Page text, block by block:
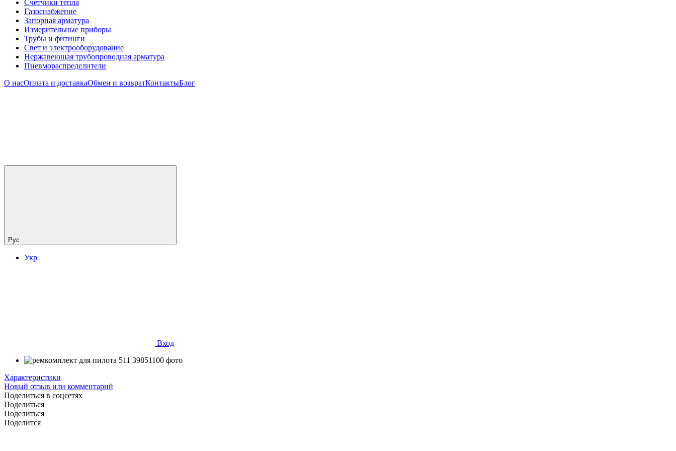
Счетчики тепла
Газоснабжение
Запорная арматура
Измерительные приборы
Трубы и фитинги
Свет и электрооборудование
Нержавеющая трубопроводная арматура
Пневмораспределители
О насОплата и доставкаОбмен и возвратКонтактыБлог
Рус
Укр
Вход
Характеристики
Новый отзыв или комментарий
Поделиться в соцсетях
Поделиться
Поделиться
Поделится